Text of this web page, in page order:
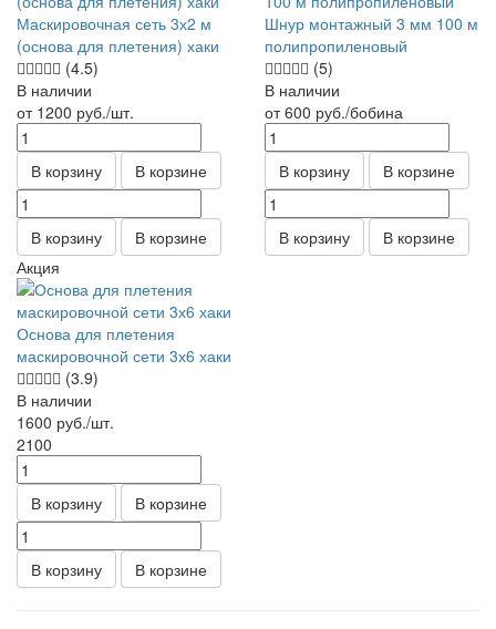
Маскировочная сеть 3х2 м
(основа для плетения) хаки
(4.5)
В наличии
от 1200 руб./шт.
В корзину В корзине
В корзину В корзине
Шнур монтажный 3 мм 100 м
полипропиленовый
(5)
В наличии
от 600 руб./бобина
В корзину В корзине
В корзину
В корзине
Акция
Основа для плетения
маскировочной сети 3х6 хаки
(3.9)
В наличии
1600 руб./шт.
2100
В корзину В корзине
В корзину В корзине